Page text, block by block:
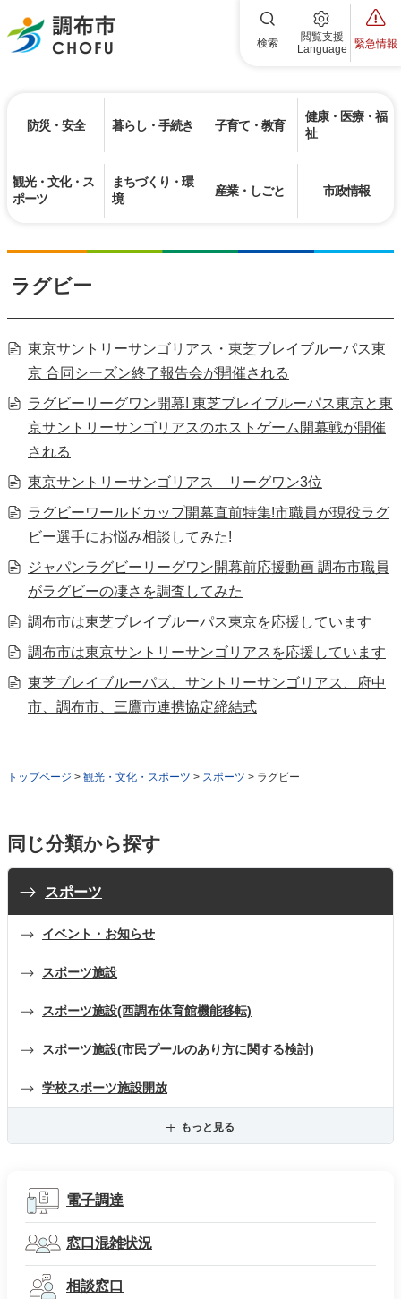
調布市 検索
閲覧支援
Language
緊急情報
防災・安全 暮らし・手続き 子育て・教育
健康・医療・福
祉
観光・文化・ス
ポーツ
まちづくり・環
境
産業・しごと 市政情報
ラグビー
東京サントリーサンゴリアス・東芝ブレイブルーパス東
京 合同シーズン終了報告会が開催される
ラグビーリーグワン開幕! 東芝ブレイブルーパス東京と東
京サントリーサンゴリアスのホストゲーム開幕戦が開催
される
東京サントリーサンゴリアス リーグワン3位
ラグビーワールドカップ開幕直前特集!市職員が現役ラグ
ビー選手にお悩み相談してみた!
ジャパンラグビーリーグワン開幕前応援動画 調布市職員
がラグビーの凄さを調査してみた
調布市は東芝ブレイブルーパス東京を応援しています
調布市は東京サントリーサンゴリアスを応援しています
東芝ブレイブルーパス、サントリーサンゴリアス、府中
市、調布市、三鷹市連携協定締結式
トップページ > 観光・文化・スポーツ > スポーツ > ラグビー
同じ分類から探す
スポーツ
イベント・お知らせ
スポーツ施設
スポーツ施設(西調布体育館機能移転)
スポーツ施設(市民プールのあり方に関する検討)
学校スポーツ施設開放
もっと見る
電子調達
窓口混雑状況
相談窓口